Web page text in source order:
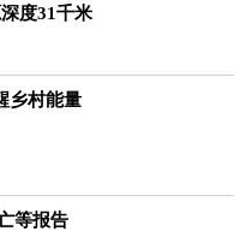
度31千米
乡村能量
等报告